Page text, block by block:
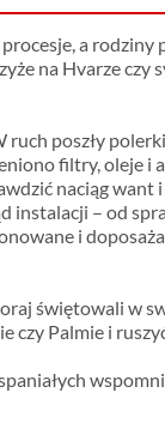
a
na Hvarze
poszły
filtry, oleje i
naciąg
instalacji – od
i
świętowali w
czy Palmie i